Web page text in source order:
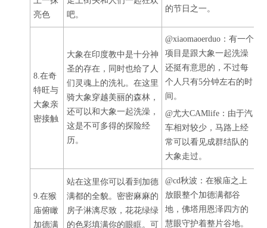
亮色
吧。
的节日之一。
8.在奇
特旺与
大象亲
密接触
大象在印度教中是十分神
圣的存在，同时也给了人
们灵魂上的洗礼。在这里
骑大象穿越美丽的森林，
还可以和大象一起洗澡，
这是不可多得的探险经
历。
@xiaomaoerduo：有一个
项目是跟大象一起洗澡
还挺有意思的，不过每
个人只有5分钟左右的时
间。
@尤大CAMlife：由于汽
车相对较少，马路上经
常可以看见成群结队的
大象走过。
9.在猴
庙俯瞰
加德满
站在这里你可以看到加德
满都的全貌。密密麻麻的
房子淋漓尽致，花花绿绿
的色彩填满你的眼眶。可
@cd秋波：在猴庙之上
放眼整个加德满都谷
地，佛塔用恩泽四方的
慧眼守护着整片谷地。